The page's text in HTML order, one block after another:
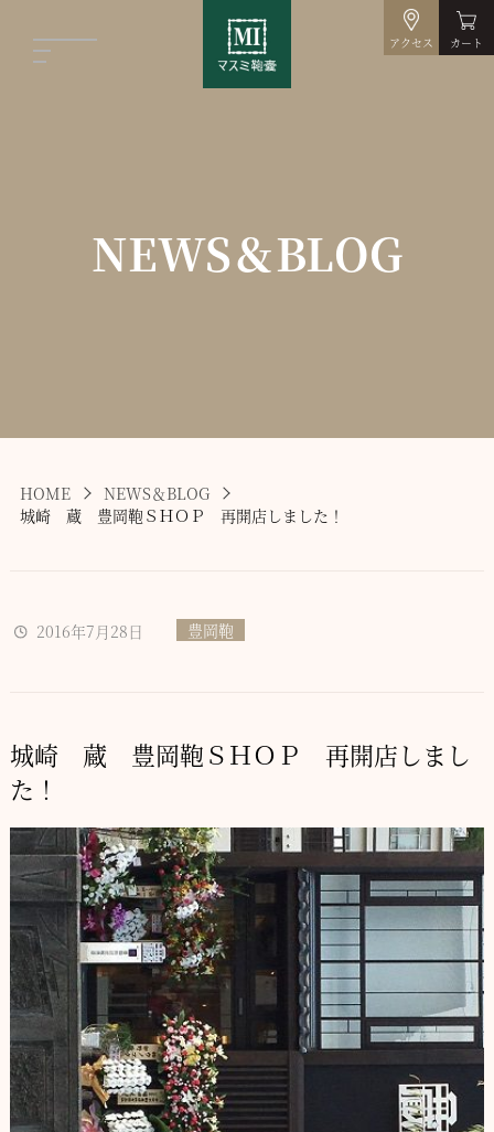
アクセス カート
NEWS＆BLOG
HOME
NEWS＆BLOG
城崎 蔵 豊岡鞄ＳＨＯＰ 再開店しました！
2016年7月28日 豊岡鞄
城崎 蔵 豊岡鞄ＳＨＯＰ 再開店しまし
た！